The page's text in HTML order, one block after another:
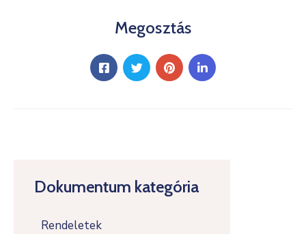
Dokumentum kategória
Rendeletek
Megosztás